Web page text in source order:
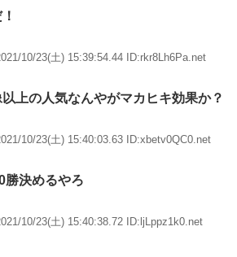
10/23(土) 15:39:54.44 ID:rkr8Lh6Pa.net
上の人気なんやがマカヒキ効果か？
10/23(土) 15:40:03.63 ID:xbetv0QC0.net
勝決めるやろ
10/23(土) 15:40:38.72 ID:ljLppz1k0.net